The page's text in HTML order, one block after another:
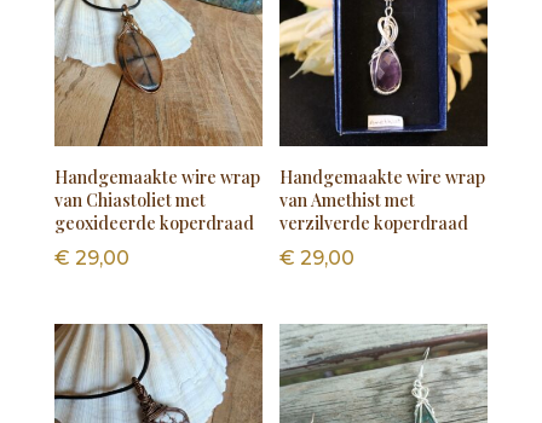
Handgemaakte wire wrap
van Chiastoliet met
geoxideerde koperdraad
€ 29,00
Handgemaakte wire wrap
van Amethist met
verzilverde koperdraad
€ 29,00